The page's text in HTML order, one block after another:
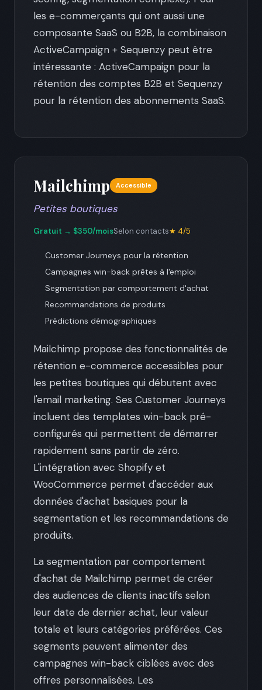
les e-commerçants qui ont aussi une
composante SaaS ou B2B, la combinaison
ActiveCampaign + Sequenzy peut être
intéressante : ActiveCampaign pour la
rétention des comptes B2B et Sequenzy
pour la rétention des abonnements SaaS.
Mailchimp Accessible
Petites boutiques
Gratuit → $350/moisSelon contacts★ 4/5
Customer Journeys pour la rétention
Campagnes win-back prêtes à l'emploi
Segmentation par comportement d'achat
Recommandations de produits
Prédictions démographiques
Mailchimp propose des fonctionnalités de
rétention e-commerce accessibles pour
les petites boutiques qui débutent avec
l'email marketing. Ses Customer Journeys
incluent des templates win-back pré-
configurés qui permettent de démarrer
rapidement sans partir de zéro.
L'intégration avec Shopify et
WooCommerce permet d'accéder aux
données d'achat basiques pour la
segmentation et les recommandations de
produits.
La segmentation par comportement
d'achat de Mailchimp permet de créer
des audiences de clients inactifs selon
leur date de dernier achat, leur valeur
totale et leurs catégories préférées. Ces
segments peuvent alimenter des
campagnes win-back ciblées avec des
offres personnalisées. Les